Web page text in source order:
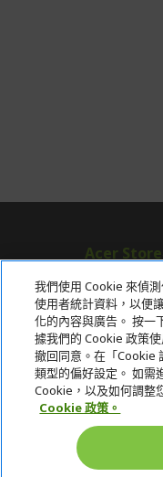
Acer Store
我們使用 Cookie 來偵
使用者統計資料，以便
化的內容與廣告。 按一
據我們的 Cookie 政策
撤回同意。在「Cookie
類型的偏好設定。 如需
Cookie，以及如何調整
Cookie 政策。